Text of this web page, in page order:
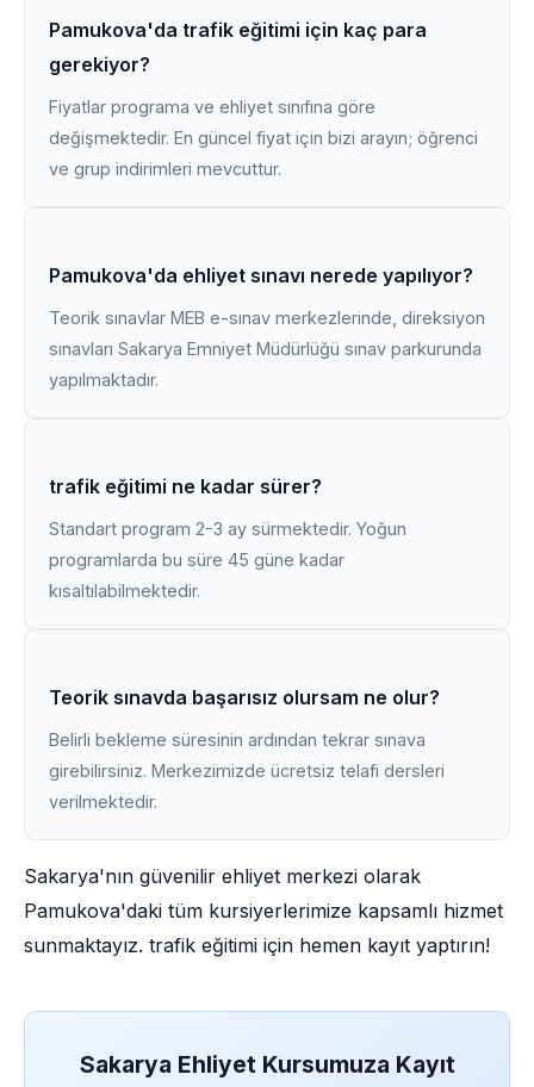
Pamukova'da trafik eğitimi için kaç para
gerekiyor?
Fiyatlar programa ve ehliyet sınıfına göre
değişmektedir. En güncel fiyat için bizi arayın; öğrenci
ve grup indirimleri mevcuttur.
Pamukova'da ehliyet sınavı nerede yapılıyor?
Teorik sınavlar MEB e-sınav merkezlerinde, direksiyon
sınavları Sakarya Emniyet Müdürlüğü sınav parkurunda
yapılmaktadır.
trafik eğitimi ne kadar sürer?
Standart program 2-3 ay sürmektedir. Yoğun
programlarda bu süre 45 güne kadar
kısaltılabilmektedir.
Teorik sınavda başarısız olursam ne olur?
Belirli bekleme süresinin ardından tekrar sınava
girebilirsiniz. Merkezimizde ücretsiz telafi dersleri
verilmektedir.
Sakarya'nın güvenilir ehliyet merkezi olarak
Pamukova'daki tüm kursiyerlerimize kapsamlı hizmet
sunmaktayız. trafik eğitimi için hemen kayıt yaptırın!
Sakarya Ehliyet Kursumuza Kayıt